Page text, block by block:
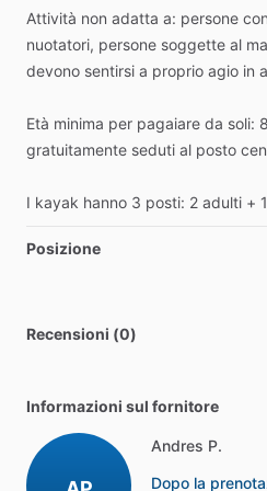
Attività non adatta a: persone con
nuotatori, persone soggette al
devono sentirsi a proprio agio in
Età minima per pagaiare da soli: 8
gratuitamente seduti al posto
I kayak hanno 3 posti: 2 adulti + 1
Posizione
Recensioni (0)
Informazioni sul fornitore
Andres P.
Dopo la